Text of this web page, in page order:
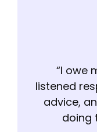
“I owe
listened
advice,
doing